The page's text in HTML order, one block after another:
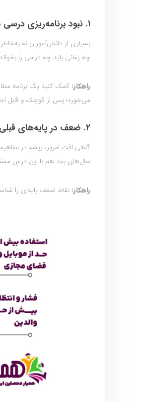
۱. نبود برنامه‌ریزی درسی منظم
بسیاری از دانش‌آموزان نه
چه زمانی باید چه درسی را
راهکار: کمک کنید یک برنامه
می‌خورد؛ پس از کوچک و قابل
۲. ضعف در پایه‌های قبلی
گاهی افت امروز، ریشه در
سال‌های بعد هم با این درس
راهکار: نقاط ضعف پایه‌ای را